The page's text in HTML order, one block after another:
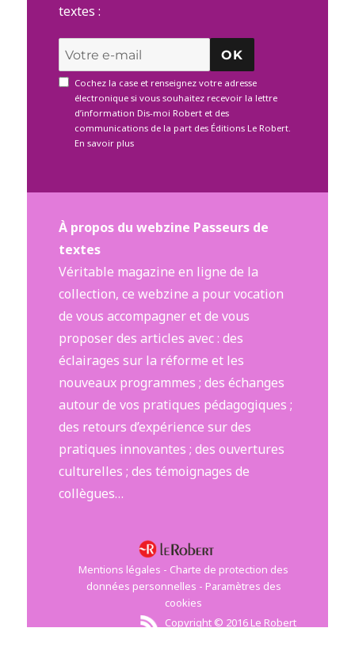
textes :
OK
Cochez la case et renseignez votre adresse
électronique si vous souhaitez recevoir la lettre
d’information Dis-moi Robert et des
communications de la part des Éditions Le Robert.
En savoir plus
À propos du webzine Passeurs de
textes
Véritable magazine en ligne de la
collection, ce webzine a pour vocation
de vous accompagner et de vous
proposer des articles avec : des
éclairages sur la réforme et les
nouveaux programmes ; des échanges
autour de vos pratiques pédagogiques ;
des retours d’expérience sur des
pratiques innovantes ; des ouvertures
culturelles ; des témoignages de
collègues…
Mentions légales - Charte de protection des
données personnelles - Paramètres des
cookies
Copyright © 2016 Le Robert